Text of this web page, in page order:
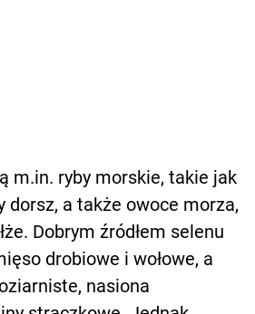
m.in. ryby morskie, takie jak
dorsz, a także owoce morza,
Dobrym źródłem selenu
drobiowe i wołowe, a
nasiona